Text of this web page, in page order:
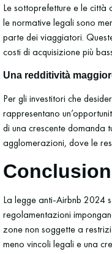
Le sottoprefetture e le
le normative legali sono
parte dei viaggiatori.
costi di acquisizione più
Una redditività
Per gli investitori che
rappresentano
di una crescente domanda
agglomerazioni, dove le
La legge anti-Airbnb 2024
regolamentazioni
zone non soggette a
meno vincoli legali e una